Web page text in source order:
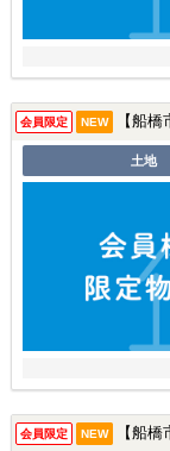
会員限定 NEW 【船
土地
会員限定 NEW 【船